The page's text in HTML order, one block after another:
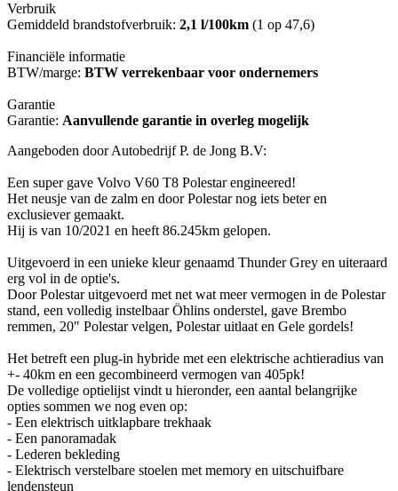
Verbruik
Gemiddeld brandstofverbruik: 2,1 l/100km (1 op 47,6)
Financiële informatie
BTW/marge: BTW verrekenbaar voor ondernemers
Garantie
Garantie: Aanvullende garantie in overleg mogelijk
Aangeboden door Autobedrijf P. de Jong B.V:
Een super gave Volvo V60 T8 Polestar engineered!
Het neusje van de zalm en door Polestar nog iets beter en
exclusiever gemaakt.
Hij is van 10/2021 en heeft 86.245km gelopen.
Uitgevoerd in een unieke kleur genaamd Thunder Grey en uiteraard
erg vol in de optie's.
Door Polestar uitgevoerd met net wat meer vermogen in de Polestar
stand, een volledig instelbaar Öhlins onderstel, gave Brembo
remmen, 20" Polestar velgen, Polestar uitlaat en Gele gordels!
Het betreft een plug-in hybride met een elektrische achtieradius van
+- 40km en een gecombineerd vermogen van 405pk!
De volledige optielijst vindt u hieronder, een aantal belangrijke
opties sommen we nog even op:
- Een elektrisch uitklapbare trekhaak
- Een panoramadak
- Lederen bekleding
- Elektrisch verstelbare stoelen met memory en uitschuifbare
lendensteun